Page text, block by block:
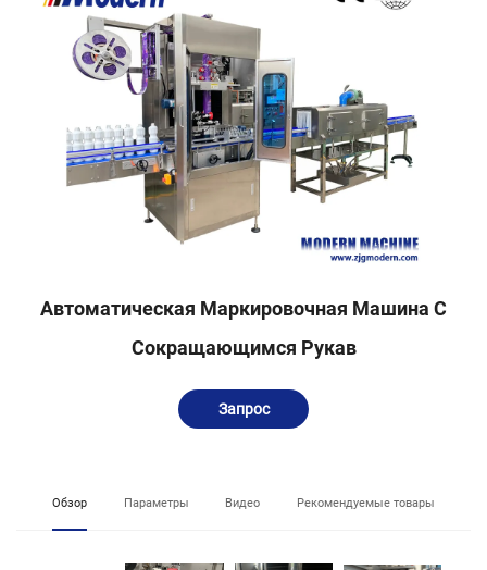
Видео
Связаться
RU Сайт
Автоматическая Маркировочная Машина С
Сокращающимся Рукав
Запрос
Обзор Параметры Видео Рекомендуемые товары